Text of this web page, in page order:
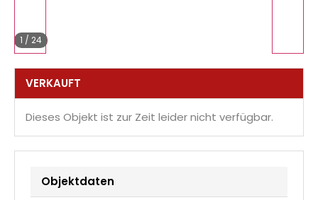
1 / 24
VERKAUFT
Dieses Objekt ist zur Zeit leider nicht verfügbar.
Objektdaten